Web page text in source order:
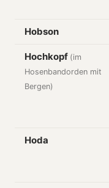
Hobson
Hochkopf (im
Hosenbandorden mit
Bergen)
Hoda